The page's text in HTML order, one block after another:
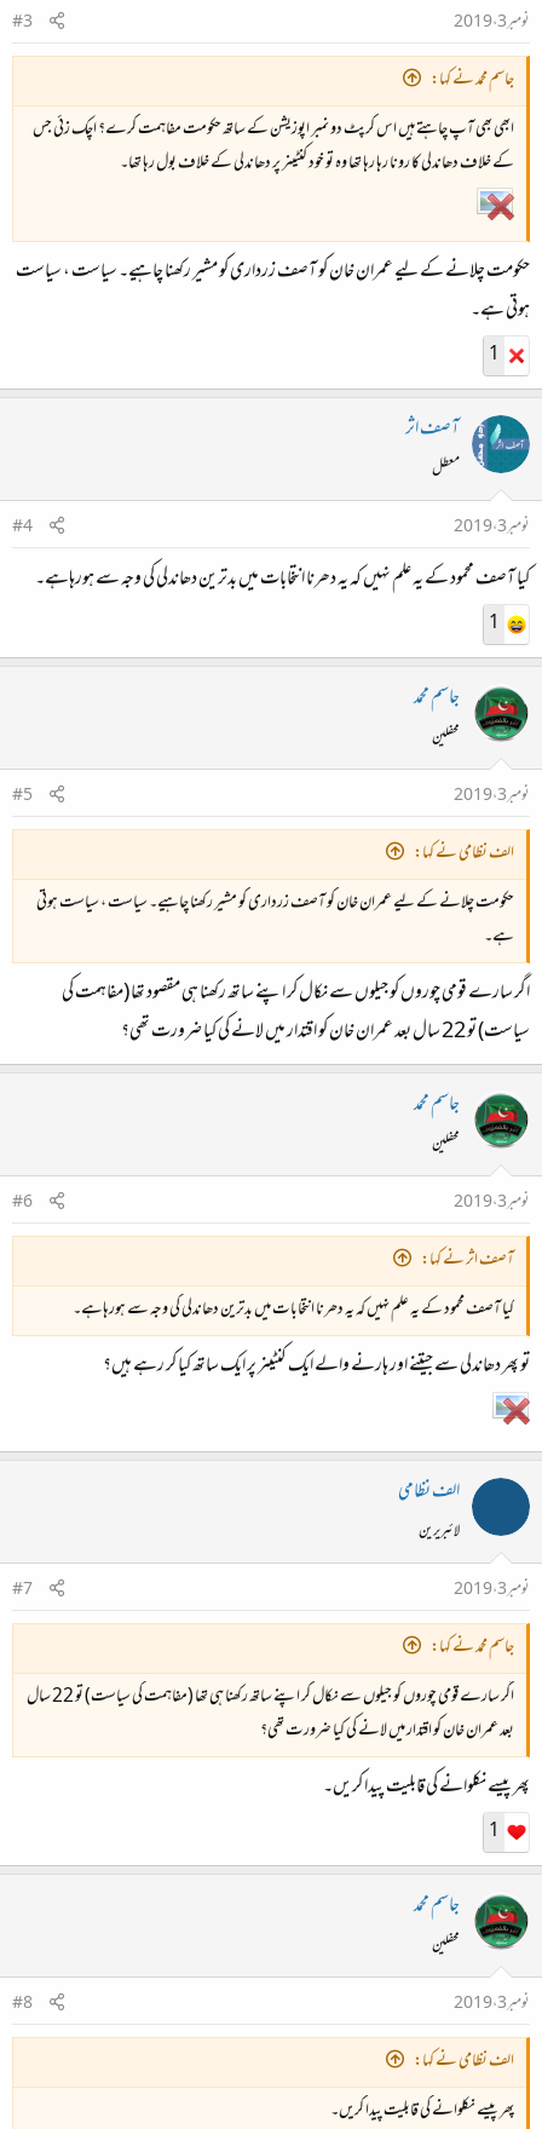
نومبر 3، 2019
#3
جاسم محمد نے کہا:
ابھی بھی آپ چاہتے ہیں اس کرپٹ دو نمبر اپوزیشن کے ساتھ حکومت مفاہمت کرے؟ اچک زئی جس
کے خلاف دھاندلی کا رونا رہا رہا تھا وہ تو خود کنٹینر پر دھاندلی کے خلاف بول رہا تھا۔
حکومت چلانے کے لیے عمران خان کو آصف زرداری کو مشیر رکھنا چاہیے۔ سیاست ، سیاست
ہوتی ہے۔
1
آصف اثر
معطل
نومبر 3، 2019
#4
کیا آصف محمود کے یہ علم نہیں کہ یہ دھرنا انتخابات میں بدترین دھاندلی کی وجہ سے ہورہاہے۔
1
جاسم محمد
محفلین
نومبر 3، 2019
#5
الف نظامی نے کہا:
حکومت چلانے کے لیے عمران خان کو آصف زرداری کو مشیر رکھنا چاہیے۔ سیاست ، سیاست ہوتی
ہے۔
اگر سارے قومی چوروں کو جیلوں سے نکال کر اپنے ساتھ رکھنا ہی مقصود تھا (مفاہمت کی
سیاست) تو 22 سال بعد عمران خان کو اقتدار میں لانے کی کیا ضرورت تھی؟
جاسم محمد
محفلین
نومبر 3، 2019
#6
آصف اثر نے کہا:
کیا آصف محمود کے یہ علم نہیں کہ یہ دھرنا انتخابات میں بدترین دھاندلی کی وجہ سے ہورہاہے۔
تو پھر دھاندلی سے جیتنے اور ہارنے والے ایک کنٹینر پر ایک ساتھ کیا کر رہے ہیں؟
الف نظامی
لائبریرین
نومبر 3، 2019
#7
جاسم محمد نے کہا:
اگر سارے قومی چوروں کو جیلوں سے نکال کر اپنے ساتھ رکھنا ہی تھا (مفاہمت کی سیاست) تو 22 سال
بعد عمران خان کو اقتدار میں لانے کی کیا ضرورت تھی؟
پھر پیسے نکلوانے کی قابلیت پیدا کریں۔
1
جاسم محمد
محفلین
نومبر 3، 2019
#8
الف نظامی نے کہا:
پھر پیسے نکلوانے کی قابلیت پیدا کریں۔